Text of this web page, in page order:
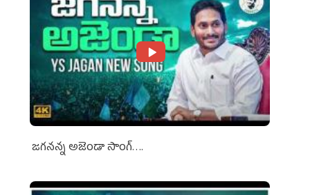
జగనన్న అజెండా సాంగ్….